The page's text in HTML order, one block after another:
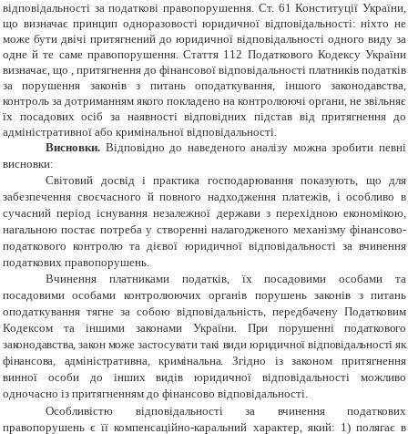
відповідальності за податкові правопорушення. Ст. 61 Конституції України,
що визначає принцип одноразовості юридичної відповідальності: ніхто не
може бути двічі притягнений до юридичної відповідальності одного виду за
одне й те саме правопорушення. Стаття 112 Податкового Кодексу України
визначає, що , притягнення до фінансової відповідальності платників податків
за порушення законів з питань оподаткування, іншого законодавства,
контроль за дотриманням якого покладено на контролюючі органи, не звільняє
їх посадових осіб за наявності відповідних підстав від притягнення до
адміністративної або кримінальної відповідальності.
Висновки. Відповідно до наведеного аналізу можна зробити певні
висновки:
Світовий досвід і практика господарювання показують, що для
забезпечення своєчасного й повного надходження платежів, і особливо в
сучасний період існування незалежної держави з перехідною економікою,
нагальною постає потреба у створенні налагодженого механізму фінансово-
податкового контролю та дієвої юридичної відповідальності за вчинення
податкових правопорушень.
Вчинення платниками податків, їх посадовими особами та
посадовими особами контролюючих органів порушень законів з питань
оподаткування тягне за собою відповідальність, передбачену Податковим
Кодексом та іншими законами України. Припорушенні податкового
законодавства, закон може застосувати такі види юридичної відповідальності як
фінансова, адміністративна, кримінальна. Згідно із законом притягнення
винної особи до інших видів юридичної відповідальності можливо
одночасно із притягненням до фінансово відповідальності.
Особливістю відповідальності за вчинення податкових
правопорушень є її компенсаційно-каральний характер, який: 1) полягає в